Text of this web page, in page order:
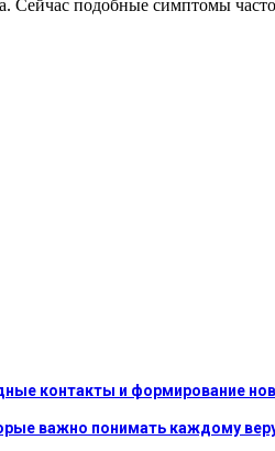
Сейчас подобные симптомы
контакты и формирование
важно понимать каждому